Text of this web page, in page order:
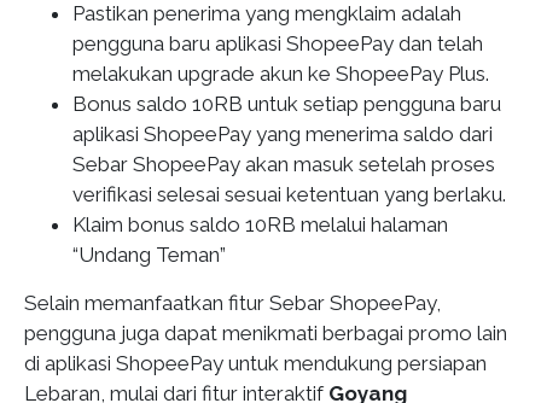
Pastikan penerima yang mengklaim adalah
pengguna baru aplikasi ShopeePay dan telah
melakukan upgrade akun ke ShopeePay Plus.
Bonus saldo 10RB untuk setiap pengguna baru
aplikasi ShopeePay yang menerima saldo dari
Sebar ShopeePay akan masuk setelah proses
verifikasi selesai sesuai ketentuan yang berlaku.
Klaim bonus saldo 10RB melalui halaman
“Undang Teman”
Selain memanfaatkan fitur Sebar ShopeePay,
pengguna juga dapat menikmati berbagai promo lain
di aplikasi ShopeePay untuk mendukung persiapan
Lebaran, mulai dari fitur interaktif Goyang